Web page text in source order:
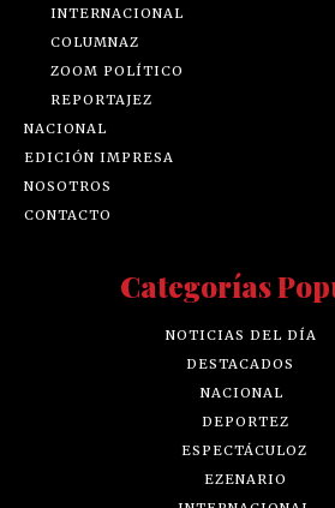
INTERNACIONAL
COLUMNAZ
ZOOM POLÍTICO
REPORTAJEZ
NACIONAL
EDICIÓN IMPRESA
NOSOTROS
CONTACTO
Categorías
NOTICIAS DEL DÍA
DESTACADOS
NACIONAL
DEPORTEZ
ESPECTÁCULOZ
EZENARIO